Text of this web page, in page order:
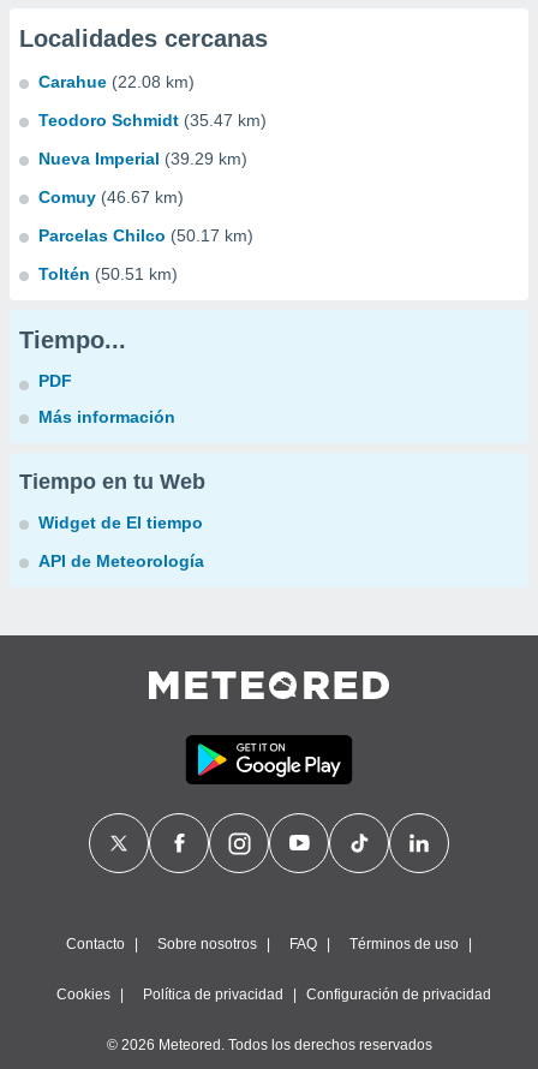
Localidades cercanas
Carahue (22.08 km)
Teodoro Schmidt (35.47 km)
Nueva Imperial (39.29 km)
Comuy (46.67 km)
Parcelas Chilco (50.17 km)
Toltén (50.51 km)
Tiempo...
PDF
Más información
Tiempo en tu Web
Widget de El tiempo
API de Meteorología
Contacto Sobre nosotros FAQ Términos de uso
Cookies Política de privacidad Configuración de privacidad
© 2026 Meteored. Todos los derechos reservados